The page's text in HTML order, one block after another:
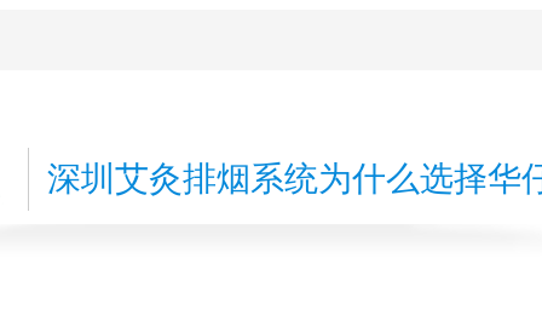
深圳艾灸排烟系统为什么选择华